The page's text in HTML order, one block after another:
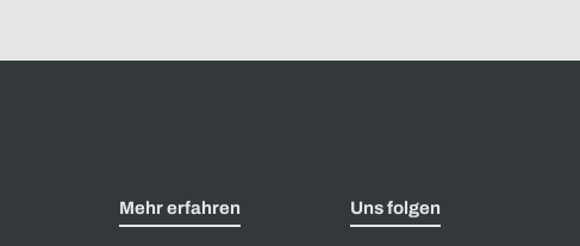
Mehr erfahren Uns folgen